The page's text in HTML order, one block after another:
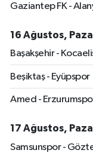
Gaziantep FK -
16 Ağustos,
Başakşehir -
Beşiktaş - Eyüpspor
Amed -
17 Ağustos,
Samsunspor -